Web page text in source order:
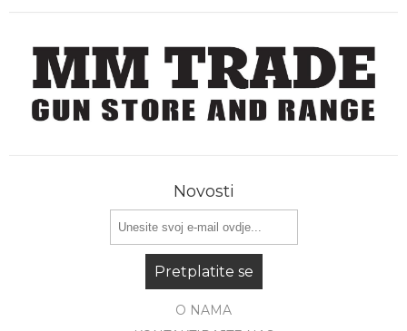
Novosti
Pretplatite se
O NAMA